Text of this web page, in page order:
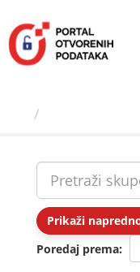
sadržaj
Prikaži
Poredaj prema